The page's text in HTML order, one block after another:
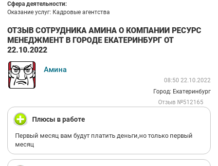
Сфера деятельности:
Оказание услуг: Кадровые агентства
ОТЗЫВ СОТРУДНИКА АМИНА О КОМПАНИИ РЕСУРС
МЕНЕДЖМЕНТ В ГОРОДЕ ЕКАТЕРИНБУРГ ОТ
22.10.2022
Амина
08:50 22.10.2022
Город: Екатеринбург
Отзыв №512165
Плюсы в работе
Первый месяц вам будут платить деньги,но только первый
месяц